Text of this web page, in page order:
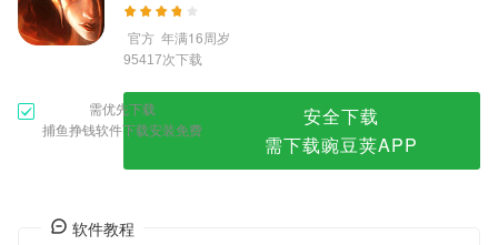
官方 年满16周岁
95417次下载
需优先下载
捕鱼挣钱软件下载安装免费
安全下载
需下载豌豆荚APP
软件教程